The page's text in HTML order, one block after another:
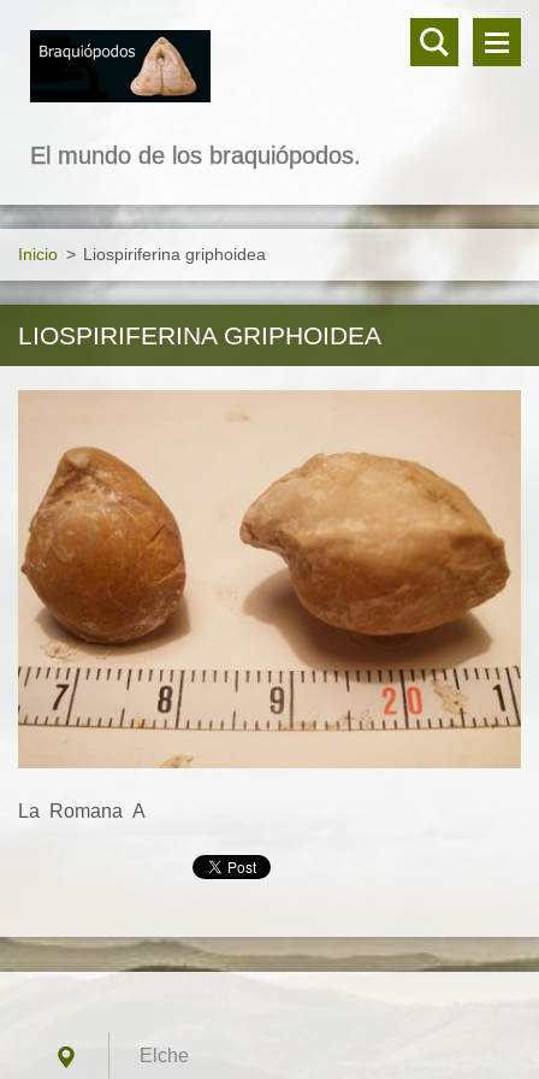
El mundo de los braquiópodos.
Inicio > Liospiriferina griphoidea
LIOSPIRIFERINA GRIPHOIDEA
La Romana A
Elche